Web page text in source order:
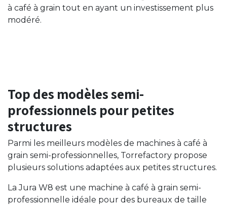
à café à grain tout en ayant un investissement plus
modéré.
Top des modèles semi-
professionnels pour petites
structures
Parmi les meilleurs modèles de machines à café à
grain semi-professionnelles, Torrefactory propose
plusieurs solutions adaptées aux petites structures.
La Jura W8 est une machine à café à grain semi-
professionnelle idéale pour des bureaux de taille